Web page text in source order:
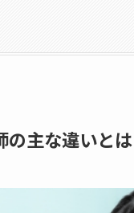
の主な違いと